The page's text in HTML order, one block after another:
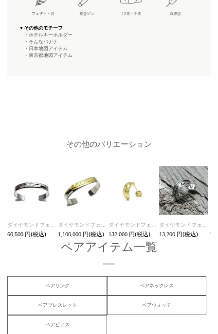
▼その他のモチーフ
・ホテルキーホルダー
・そんなバナナ
・日本地図アイテム
・東京都地図アイテム
その他のバリエーション
60,500
1,100,000
132,000
13,200
ペアアイテム一覧
ペアリング ペアネックレス
ペアブレスレット ペアウォッチ
ペアピアス